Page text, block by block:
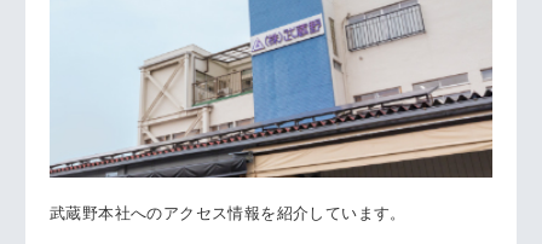
武蔵野本社へのアクセス情報を紹介しています。